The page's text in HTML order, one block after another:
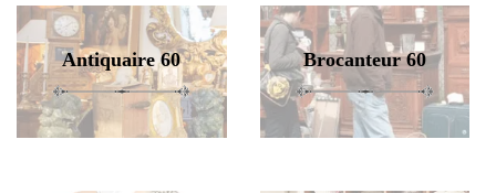
Antiquaire 60 Brocanteur 60